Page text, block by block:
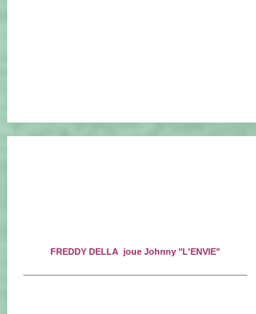
FREDDY DELLA joue Johnny "L'ENVIE"